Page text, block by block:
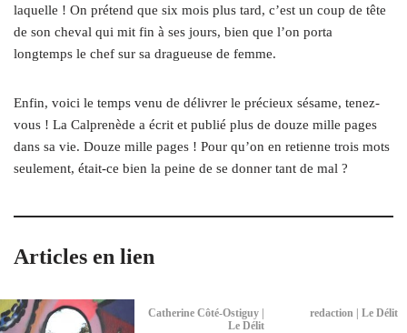
laquelle ! On prétend que six mois plus tard, c’est un coup de tête
de son cheval qui mit fin à ses jours, bien que l’on porta
longtemps le chef sur sa dragueuse de femme.
Enfin, voici le temps venu de délivrer le précieux sésame, tenez-
vous ! La Calprenède a écrit et publié plus de douze mille pages
dans sa vie. Douze mille pages ! Pour qu’on en retienne trois mots
seulement, était-ce bien la peine de se donner tant de mal ?
Articles en lien
Catherine Côté-Ostiguy |
Le Délit
redaction | Le Délit